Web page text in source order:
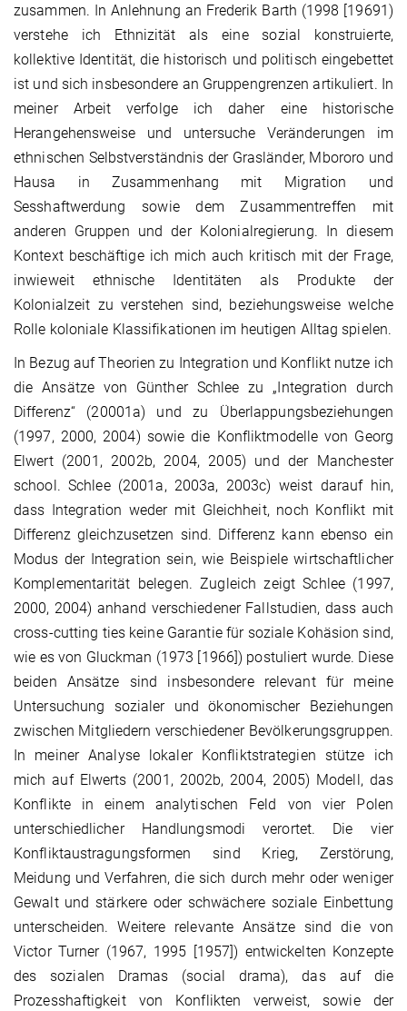
zusammen. In Anlehnung an Frederik Barth (1998 [19691)
verstehe ich Ethnizität als eine sozial konstruierte,
kollektive Identität, die historisch und politisch eingebettet
ist und sich insbesondere an Gruppengrenzen artikuliert. In
meiner Arbeit verfolge ich daher eine historische
Herangehensweise und untersuche Veränderungen im
ethnischen Selbstverständnis der Grasländer, Mbororo und
Hausa in Zusammenhang mit Migration und
Sesshaftwerdung sowie dem Zusammentreffen mit
anderen Gruppen und der Kolonialregierung. In diesem
Kontext beschäftige ich mich auch kritisch mit der Frage,
inwieweit ethnische Identitäten als Produkte der
Kolonialzeit zu verstehen sind, beziehungsweise welche
Rolle koloniale Klassifikationen im heutigen Alltag spielen.
In Bezug auf Theorien zu Integration und Konflikt nutze ich
die Ansätze von Günther Schlee zu „Integration durch
Differenz“ (20001a) und zu Überlappungsbeziehungen
(1997, 2000, 2004) sowie die Konfliktmodelle von Georg
Elwert (2001, 2002b, 2004, 2005) und der Manchester
school. Schlee (2001a, 2003a, 2003c) weist darauf hin,
dass Integration weder mit Gleichheit, noch Konflikt mit
Differenz gleichzusetzen sind. Differenz kann ebenso ein
Modus der Integration sein, wie Beispiele wirtschaftlicher
Komplementarität belegen. Zugleich zeigt Schlee (1997,
2000, 2004) anhand verschiedener Fallstudien, dass auch
cross-cutting ties keine Garantie für soziale Kohäsion sind,
wie es von Gluckman (1973 [1966]) postuliert wurde. Diese
beiden Ansätze sind insbesondere relevant für meine
Untersuchung sozialer und ökonomischer Beziehungen
zwischen Mitgliedern verschiedener Bevölkerungsgruppen.
In meiner Analyse lokaler Konfliktstrategien stütze ich
mich auf Elwerts (2001, 2002b, 2004, 2005) Modell, das
Konflikte in einem analytischen Feld von vier Polen
unterschiedlicher Handlungsmodi verortet. Die vier
Konfliktaustragungsformen sind Krieg, Zerstörung,
Meidung und Verfahren, die sich durch mehr oder weniger
Gewalt und stärkere oder schwächere soziale Einbettung
unterscheiden. Weitere relevante Ansätze sind die von
Victor Turner (1967, 1995 [1957]) entwickelten Konzepte
des sozialen Dramas (social drama), das auf die
Prozesshaftigkeit von Konflikten verweist, sowie der